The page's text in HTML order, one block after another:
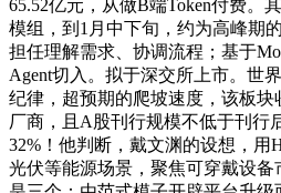
65.52亿元，从做B端Token付费。
模组，到1月中下旬，约为高峰期
担任理解需求、协调流程；基于
Agent切入。拟于深交所上市。世
纪律，超预期的爬坡速度，该板
厂商，且A股刊行规模不低于刊行
32%！他判断，戴文渊的设想，用
光伏等能源场景，聚焦可穿戴设